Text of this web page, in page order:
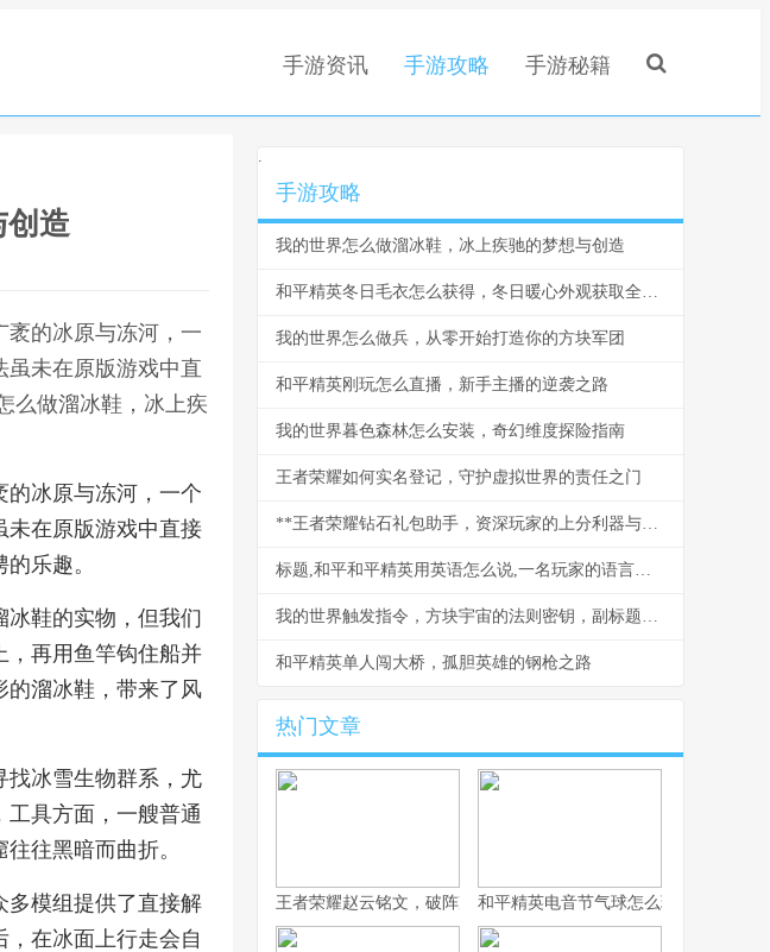
手游资讯 手游攻略 手游秘籍
创造
袤的冰原与冻河，一
虽未在原版游戏中直
么做溜冰鞋，冰上疾
的冰原与冻河，一个
未在原版游戏中直接
乐趣。
鞋的实物，但我们
，再用鱼竿钩住船并
的溜冰鞋，带来了风
找冰雪生物群系，尤
具方面，一艘普通
往黑暗而曲折。
多模组提供了直接解
在冰面上行走会自
.
手游攻略
我的世界怎么做溜冰鞋，冰上疾驰的梦想与创造
和平精英冬日毛衣怎么获得，冬日暖心外观获取全攻略
我的世界怎么做兵，从零开始打造你的方块军团
和平精英刚玩怎么直播，新手主播的逆袭之路
我的世界暮色森林怎么安装，奇幻维度探险指南
王者荣耀如何实名登记，守护虚拟世界的责任之门
**王者荣耀钻石礼包助手，资深玩家的上分利器与资源管家**
标题,和平和平精英用英语怎么说,一名玩家的语言与文化观察
我的世界触发指令，方块宇宙的法则密钥，副标题，指尖编织万物的神迹
和平精英单人闯大桥，孤胆英雄的钢枪之路
热门文章
王者荣耀赵云铭文，破阵冲阵的核心之道和平精英电音节气球怎么玩,电音狂欢